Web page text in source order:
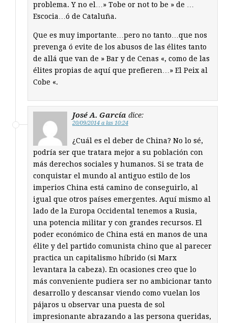
problema. Y no el…» Tobe or not to be » de …
Escocia…ó de Cataluña.
Que es muy importante…pero no tanto…que nos
prevenga ó evite de los abusos de las élites tanto
de allá que van de » Bar y de Cenas «, como de las
élites propias de aquí que prefieren…» El Peix al
Cobe «.
José A. García dice:
20/09/2014 a las 10:24
¿Cuál es el deber de China? No lo sé,
podría ser que tratara mejor a su población con
más derechos sociales y humanos. Si se trata de
conquistar el mundo al antiguo estilo de los
imperios China está camino de conseguirlo, al
igual que otros países emergentes. Aquí mismo al
lado de la Europa Occidental tenemos a Rusia,
una potencia militar y con grandes recursos. El
poder económico de China está en manos de una
élite y del partido comunista chino que al parecer
practica un capitalismo híbrido (si Marx
levantara la cabeza). En ocasiones creo que lo
más conveniente pudiera ser no ambicionar tanto
desarrollo y descansar viendo como vuelan los
pájaros u observar una puesta de sol
impresionante abrazando a las persona queridas,